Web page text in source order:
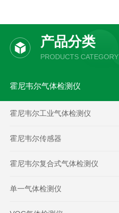
产品分类
PRODUCTS CATEGORY
霍尼韦尔气体检测仪
霍尼韦尔工业气体检测仪
霍尼韦尔传感器
霍尼韦尔复合式气体检测仪
单一气体检测仪